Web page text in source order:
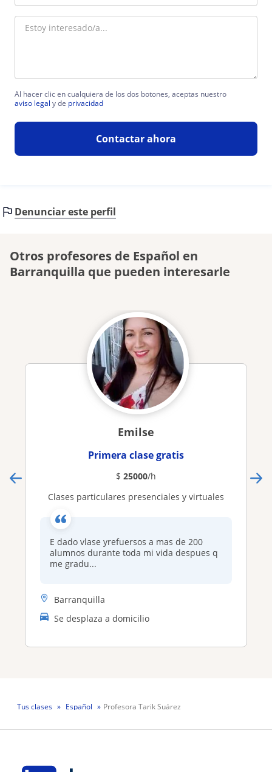
Al hacer clic en cualquiera de los dos botones, aceptas nuestro
aviso legal y de privacidad
Contactar ahora
Denunciar este perfil
Otros profesores de Español en
Barranquilla que pueden interesarle
Emilse
Primera clase gratis
$ 25000/h
Clases particulares presenciales y virtuales
E dado vlase yrefuersos a mas de 200
alumnos durante toda mi vida despues q
me gradu...
Barranquilla
Se desplaza a domicilio
Tus clases Español Profesora Tarik Suárez